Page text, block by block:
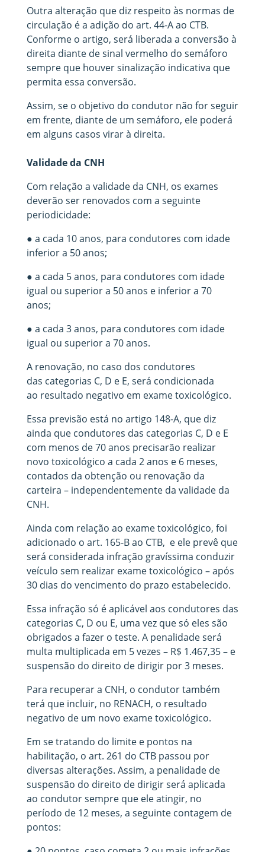
Outra alteração que diz respeito às normas de
circulação é a adição do art. 44-A ao CTB.
Conforme o artigo, será liberada a conversão à
direita diante de sinal vermelho do semáforo
sempre que houver sinalização indicativa que
permita essa conversão.
Assim, se o objetivo do condutor não for seguir
em frente, diante de um semáforo, ele poderá
em alguns casos virar à direita.
Validade da CNH
Com relação a validade da CNH, os exames
deverão ser renovados com a seguinte
periodicidade:
● a cada 10 anos, para condutores com idade
inferior a 50 anos;
● a cada 5 anos, para condutores com idade
igual ou superior a 50 anos e inferior a 70
anos;
● a cada 3 anos, para condutores com idade
igual ou superior a 70 anos.
A renovação, no caso dos condutores
das categorias C, D e E, será condicionada
ao resultado negativo em exame toxicológico.
Essa previsão está no artigo 148-A, que diz
ainda que condutores das categorias C, D e E
com menos de 70 anos precisarão realizar
novo toxicológico a cada 2 anos e 6 meses,
contados da obtenção ou renovação da
carteira – independentemente da validade da
CNH.
Ainda com relação ao exame toxicológico, foi
adicionado o art. 165-B ao CTB, e ele prevê que
será considerada infração gravíssima conduzir
veículo sem realizar exame toxicológico – após
30 dias do vencimento do prazo estabelecido.
Essa infração só é aplicável aos condutores das
categorias C, D ou E, uma vez que só eles são
obrigados a fazer o teste. A penalidade será
multa multiplicada em 5 vezes – R$ 1.467,35 – e
suspensão do direito de dirigir por 3 meses.
Para recuperar a CNH, o condutor também
terá que incluir, no RENACH, o resultado
negativo de um novo exame toxicológico.
Em se tratando do limite e pontos na
habilitação, o art. 261 do CTB passou por
diversas alterações. Assim, a penalidade de
suspensão do direito de dirigir será aplicada
ao condutor sempre que ele atingir, no
período de 12 meses, a seguinte contagem de
pontos: